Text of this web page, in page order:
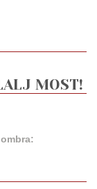
MOST!